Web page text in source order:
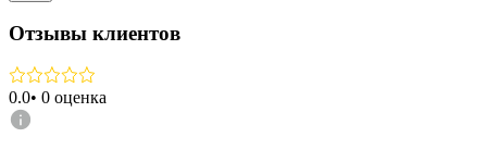
Отзывы клиентов
0.0• 0 оценка